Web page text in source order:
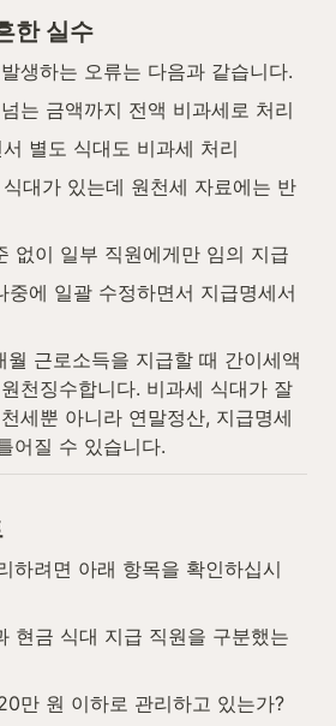
한 실수
생하는 오류는 다음과 같습니다.
는 금액까지 전액 비과세로 처리
별도 식대도 비과세 처리
대가 있는데 원천세 자료에는 반
없이 일부 직원에게만 임의 지급
중에 일괄 수정하면서 지급명세서
월 근로소득을 지급할 때 간이세액
천징수합니다. 비과세 식대가 잘
세뿐 아니라 연말정산, 지급명세
어질 수 있습니다.
하려면 아래 항목을 확인하십시
현금 식대 지급 직원을 구분했는
만 원 이하로 관리하고 있는가?